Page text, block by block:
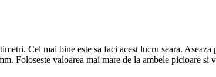
Cel mai bine este sa faci acest lucru seara.
Foloseste valoarea mai mare de la ambele picioare si